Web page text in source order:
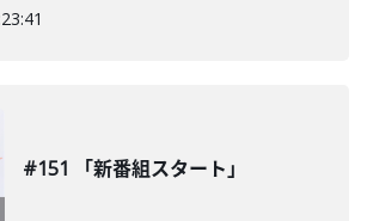
#151 「新番組スタート」